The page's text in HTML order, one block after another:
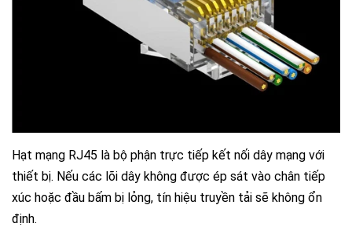
Hạt mạng RJ45 là bộ phận trực tiếp kết nối dây mạng với
thiết bị. Nếu các lõi dây không được ép sát vào chân tiếp
xúc hoặc đầu bấm bị lỏng, tín hiệu truyền tải sẽ không ổn
định.